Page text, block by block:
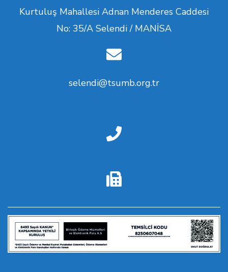
Kurtuluş Mahallesi Adnan Menderes Caddesi
No: 35/A Selendi / MANİSA
selendi@tsumb.org.tr